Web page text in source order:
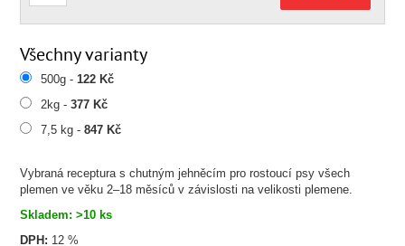
Vybraná receptura s chutným jehněcím pro rostoucí psy všech
plemen ve věku 2–18 měsíců v závislosti na velikosti plemene.
Skladem: >10 ks
DPH: 12 %
Všechny varianty
500g -122 Kč
2kg -377 Kč
7,5 kg -847 Kč